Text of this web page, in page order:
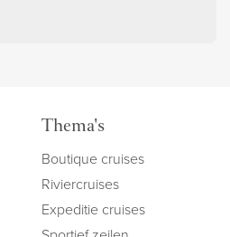
Thema's
Boutique cruises
Riviercruises
Expeditie cruises